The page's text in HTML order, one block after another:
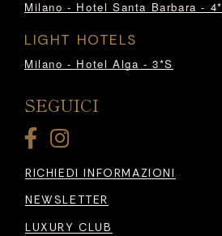
Milano - Hotel Santa Barbara - 4*
LIGHT HOTELS
Milano - Hotel Alga - 3*S
SEGUICI
RICHIEDI INFORMAZIONI
NEWSLETTER
LUXURY CLUB